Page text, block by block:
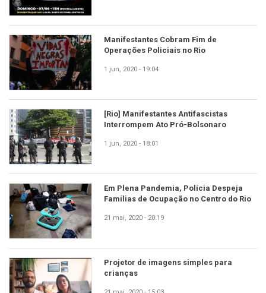
Manifestantes Cobram Fim de
Operações Policiais no Rio
1 jun, 2020 - 19:04
[Rio] Manifestantes Antifascistas
Interrompem Ato Pró-Bolsonaro
1 jun, 2020 - 18:01
Em Plena Pandemia, Polícia Despeja
Famílias de Ocupação no Centro do Rio
21 mai, 2020 - 20:19
Projetor de imagens simples para
crianças